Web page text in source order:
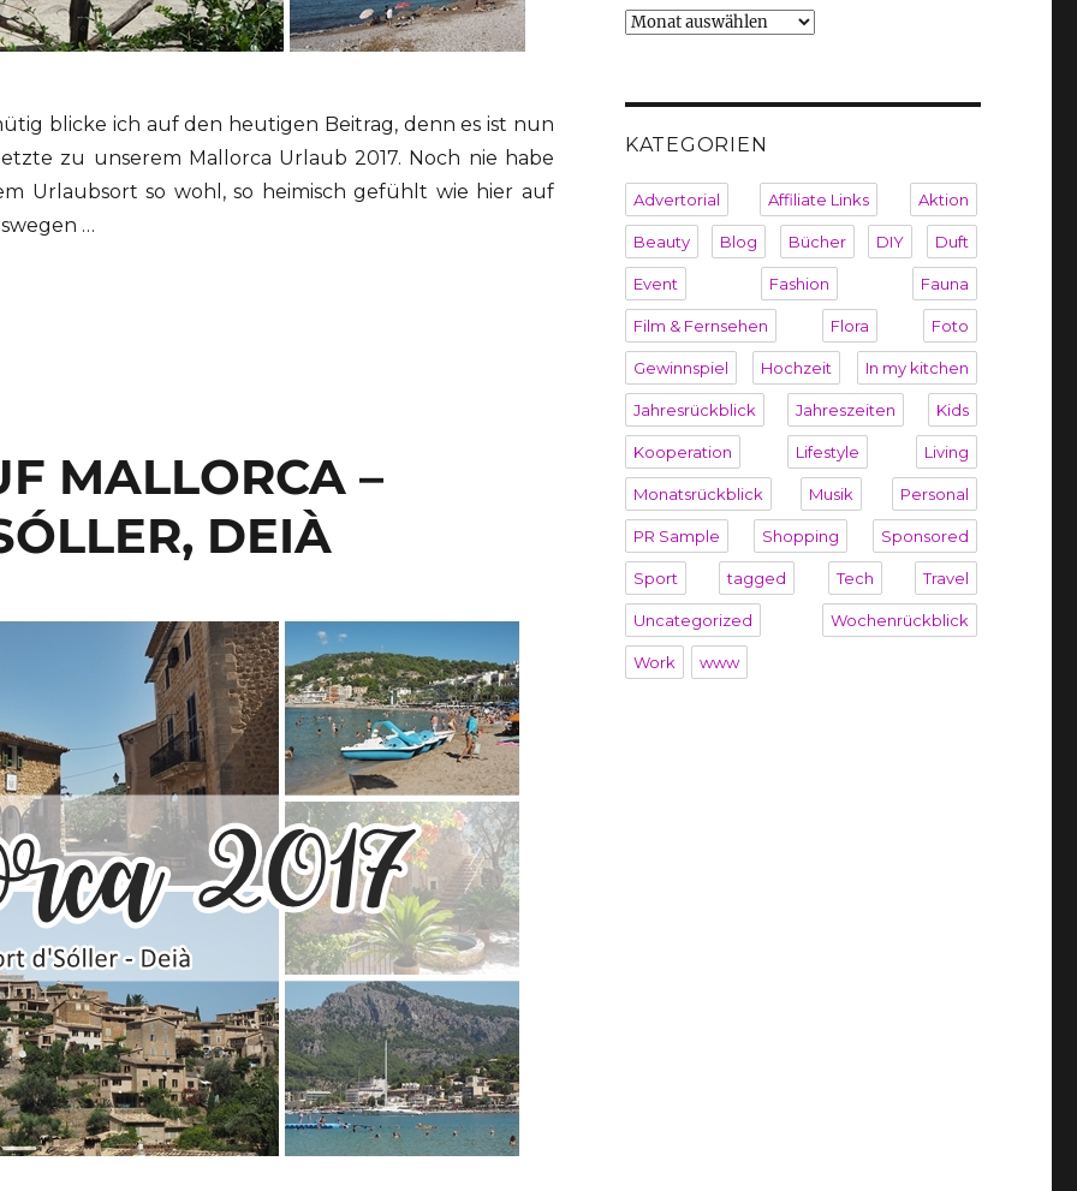
blicke ich auf den heutigen Beitrag, denn es ist nun
zu unserem Mallorca Urlaub 2017. Noch nie habe
Urlaubsort so wohl, so heimisch gefühlt wie hier auf
…
MALLORCA –
DEIÀ
Archiv
KATEGORIEN
Advertorial Affiliate Links Aktion
Beauty Blog Bücher DIY Duft
Event Fashion Fauna
Film & Fernsehen Flora Foto
Gewinnspiel Hochzeit In my kitchen
Jahresrückblick Jahreszeiten Kids
Kooperation Lifestyle Living
Monatsrückblick Musik Personal
PR Sample Shopping Sponsored
Sport tagged Tech Travel
Uncategorized Wochenrückblick
Work www